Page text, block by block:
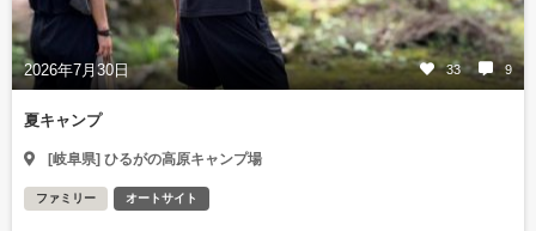
2026年7月30日 33 9
夏キャンプ
[岐阜県] ひるがの高原キャンプ場
ファミリー オートサイト